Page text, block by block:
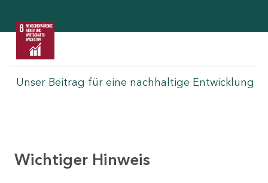
Unser Beitrag für eine nachhaltige Entwicklung
Wichtiger Hinweis